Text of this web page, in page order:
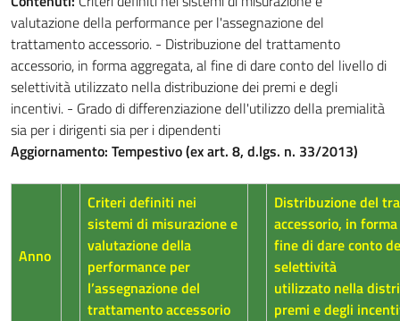
valutazione della performance per l'assegnazione del
trattamento accessorio. - Distribuzione del trattamento
accessorio, in forma aggregata, al fine di dare conto del livello di
selettività utilizzato nella distribuzione dei premi e degli
incentivi. - Grado di differenziazione dell'utilizzo della premialità
sia per i dirigenti sia per i dipendenti
Aggiornamento: Tempestivo (ex art. 8, d.lgs. n. 33/2013)
Anno
Criteri definiti nei
sistemi di misurazione e
valutazione della
performance per
l’assegnazione del
trattamento accessorio
Distribuzione del
accessorio, in
fine di dare conto
selettività
utilizzato nella
premi e degli